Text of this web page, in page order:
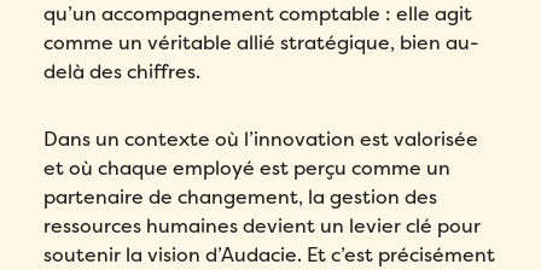
qu’un accompagnement comptable : elle agit
comme un véritable allié stratégique, bien au-
delà des chiffres.
Dans un contexte où l’innovation est valorisée
et où chaque employé est perçu comme un
partenaire de changement, la gestion des
ressources humaines devient un levier clé pour
soutenir la vision d’Audacie. Et c’est précisément